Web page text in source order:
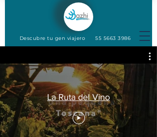
Descubre tu gen viajero55 5663 3986
La Ruta del Vino